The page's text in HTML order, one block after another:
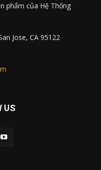
phẩm của Hệ Thống
Jose, CA 95122
US